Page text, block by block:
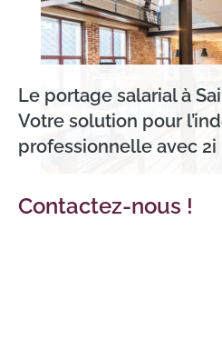
Le portage salarial à
Votre solution pour
professionnelle avec 2i
Contactez-nous !